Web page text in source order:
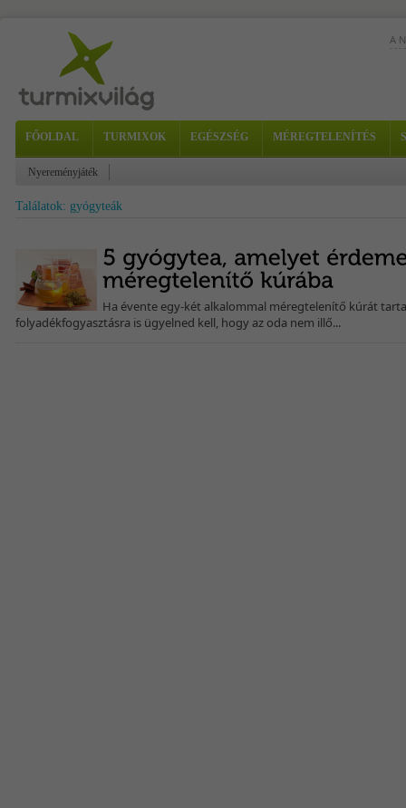
A
FŐOLDAL TURMIXOK EGÉSZSÉG MÉREGTELENÍTÉS
Nyereményjáték
Találatok: gyógyteák
Ha évente egy-két alkalommal méregtelenítő kúrát
folyadékfogyasztásra is ügyelned kell, hogy az oda nem illő...